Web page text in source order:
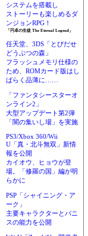
システムを搭載し
ストーリーも楽しめるダ
ンジョンRPG！
「円卓の生徒 The Eternal Legend」
任天堂、3DS「とびだせ
どうぶつの森」
フラッシュメモリ仕様の
ため、ROMカード版はし
ばらく品薄に……
「ファンタシースターオ
ンライン2」
大型アップデート第2弾
「闇の集いし場」を実施
PS3/Xbox 360/Wii
U「真・北斗無双」新情
報を公開
カイオウ、ヒョウが登
場。「修羅の国」編が明
らかに
PSP「シャイニング・ア
ーク」
主要キャラクターとパニ
スの能力を公開